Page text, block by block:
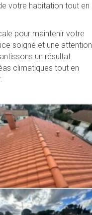
votre habitation tout en
pour maintenir votre
soigné et une attention
un résultat
climatiques tout en